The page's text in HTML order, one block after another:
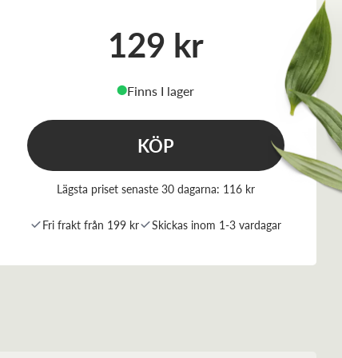
129 kr
⬤Finns I lager
KÖP
Lägsta priset senaste 30 dagarna: 116 kr
Fri frakt från 199 kr Skickas inom 1-3 vardagar